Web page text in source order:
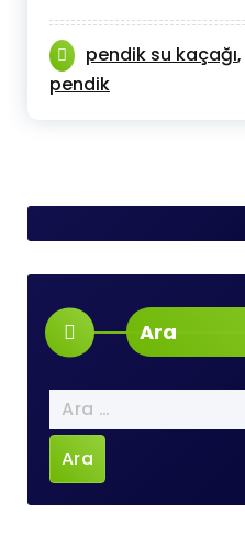
pendik su kaçağı,
pendik
Ara
Arama: